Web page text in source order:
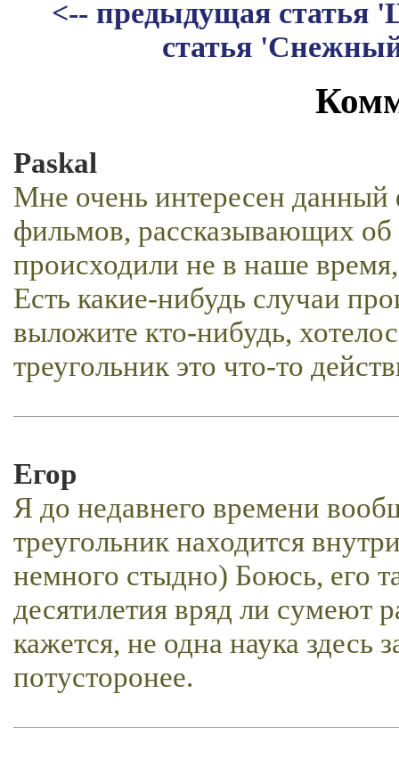
<-- предыдущая статья
статья
Paskal
Мне очень интересен данный
фильмов, рассказывающих об
происходили не в наше время,
Есть какие-нибудь случаи
выложите кто-нибудь,
треугольник это что-то
Егор
Я до недавнего времени
треугольник находится
немного стыдно) Боюсь, его
десятилетия вряд ли сумеют
кажется, не одна наука здесь
потусторонее.